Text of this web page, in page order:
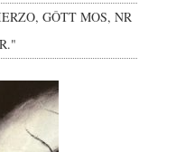
GÔTT MOS, NR